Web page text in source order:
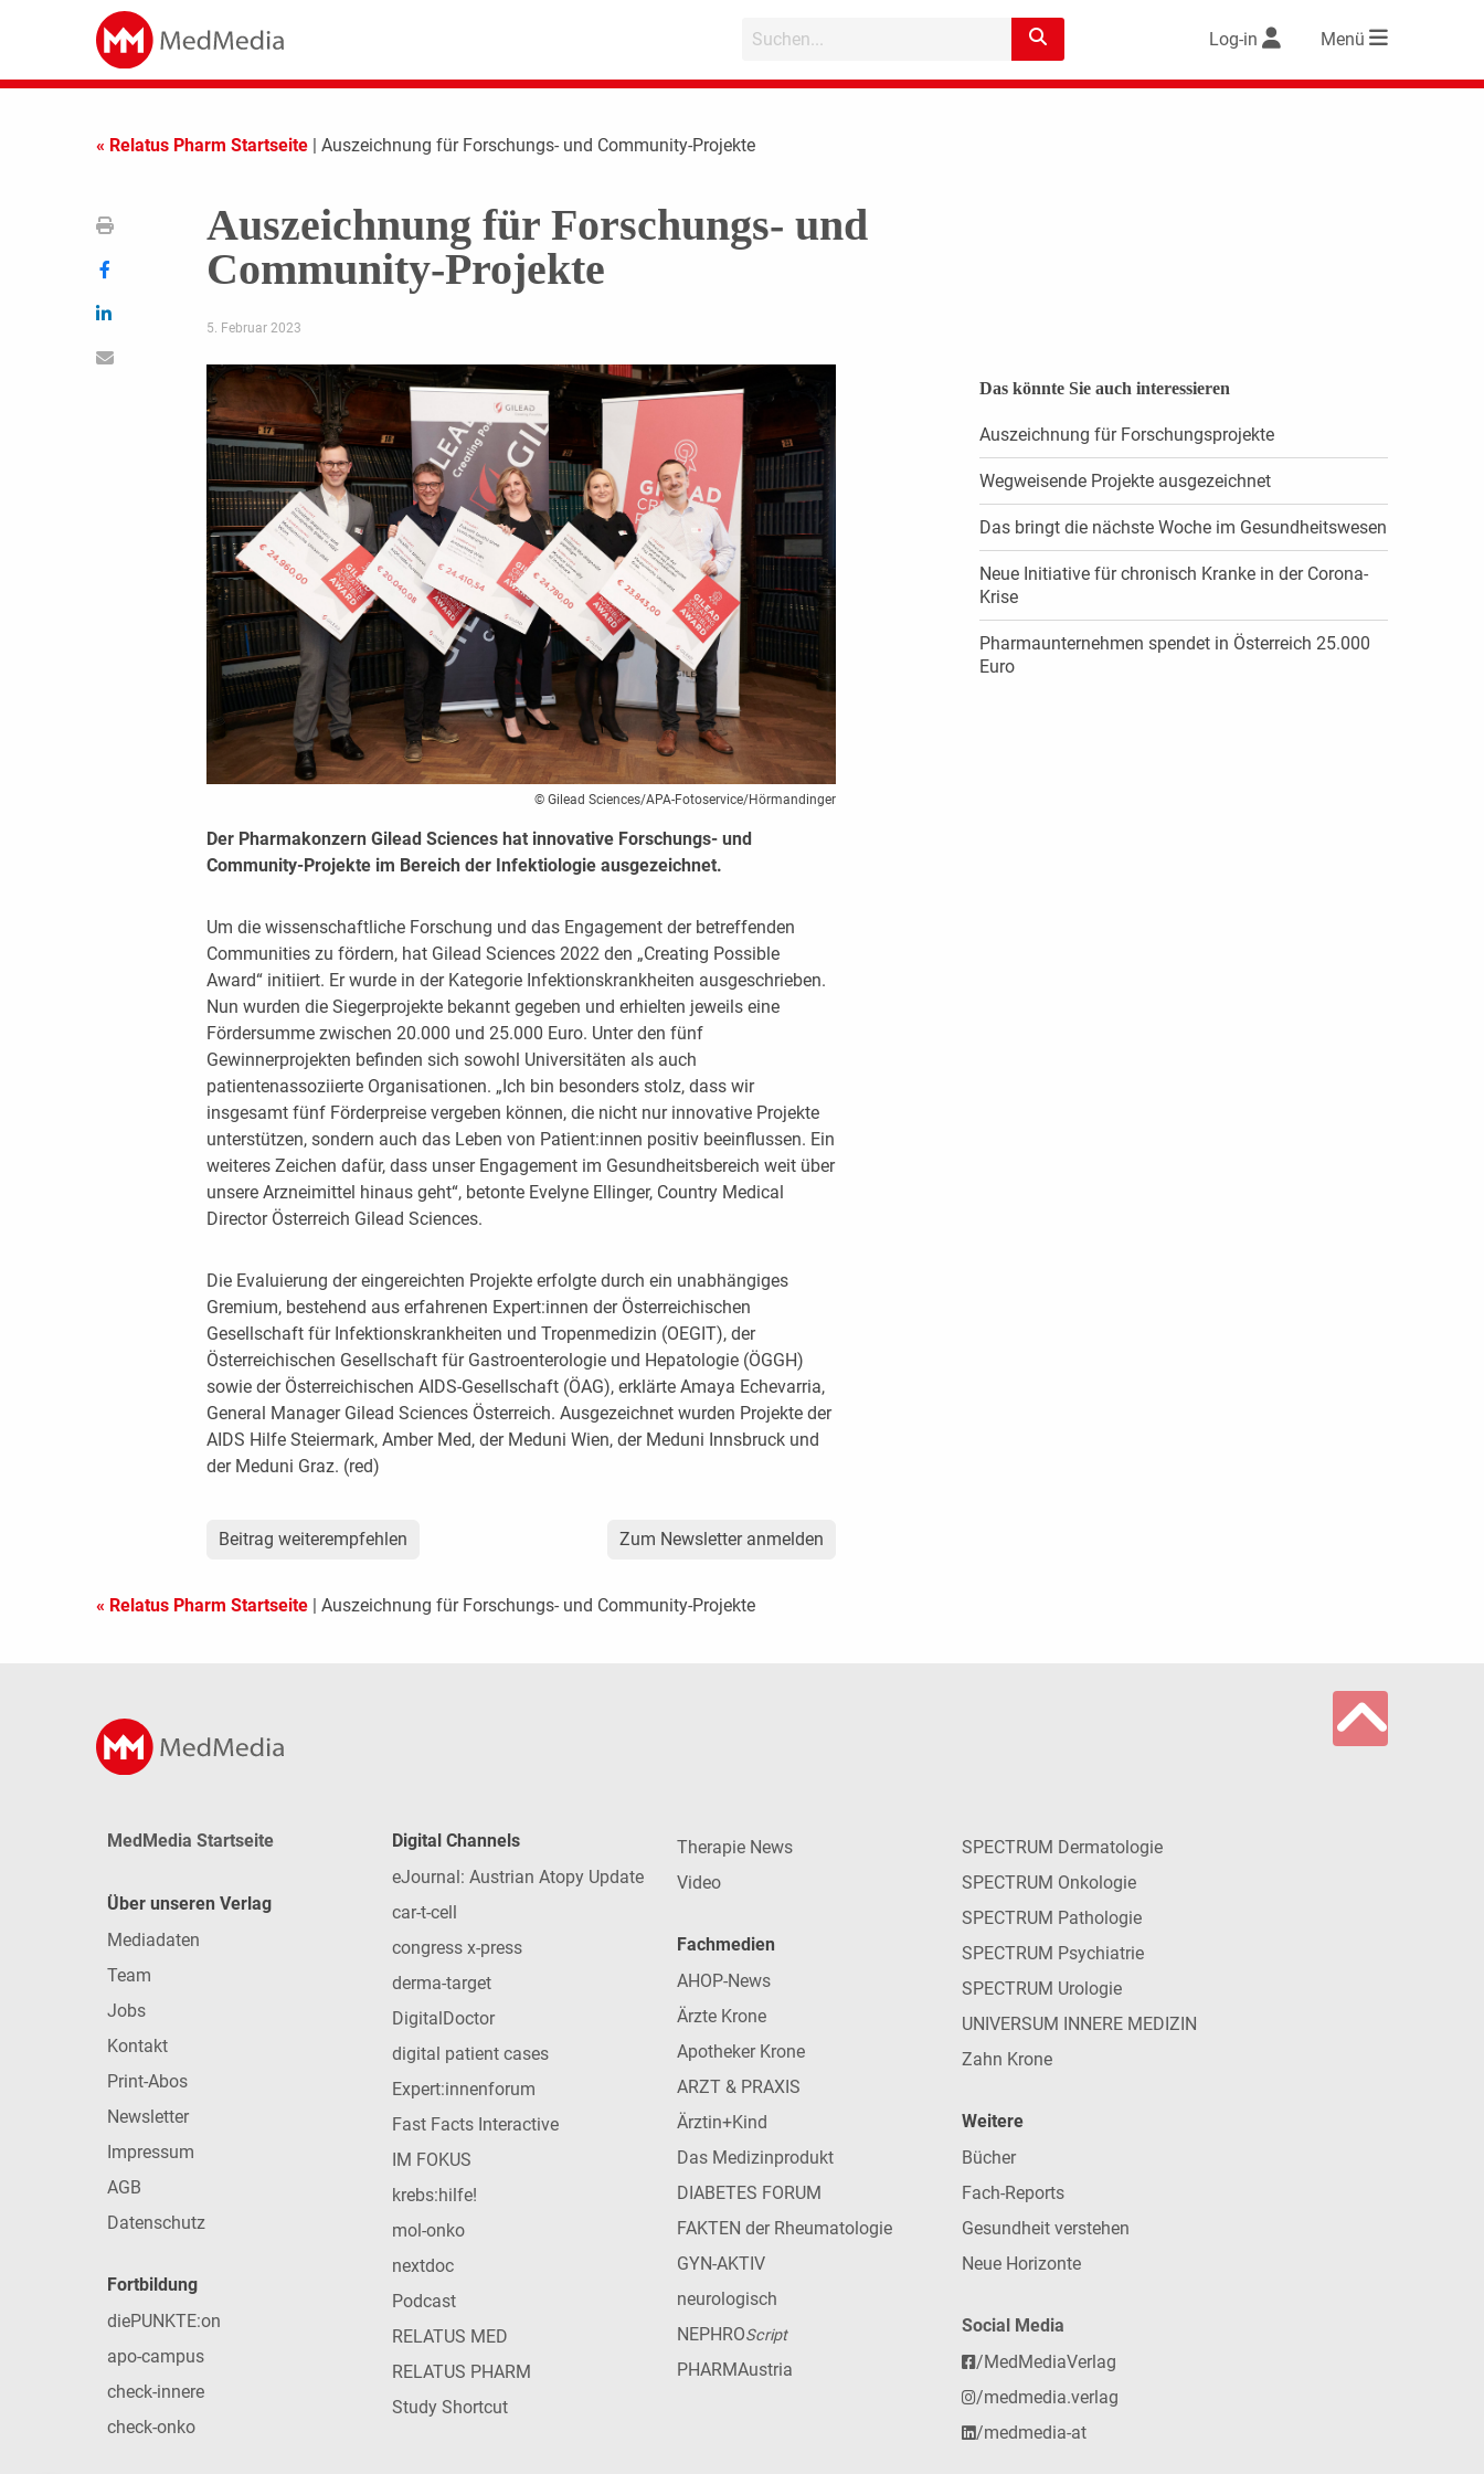
Log-in Menü
« Relatus Pharm Startseite | Auszeichnung für Forschungs- und Community-Projekte
Auszeichnung für Forschungs- und
Community-Projekte
5. Februar 2023
© Gilead Sciences/APA-Fotoservice/Hörmandinger
Der Pharmakonzern Gilead Sciences hat innovative Forschungs- und
Community-Projekte im Bereich der Infektiologie ausgezeichnet.
Um die wissenschaftliche Forschung und das Engagement der betreffenden
Communities zu fördern, hat Gilead Sciences 2022 den „Creating Possible
Award“ initiiert. Er wurde in der Kategorie Infektionskrankheiten ausgeschrieben.
Nun wurden die Siegerprojekte bekannt gegeben und erhielten jeweils eine
Fördersumme zwischen 20.000 und 25.000 Euro. Unter den fünf
Gewinnerprojekten befinden sich sowohl Universitäten als auch
patientenassoziierte Organisationen. „Ich bin besonders stolz, dass wir
insgesamt fünf Förderpreise vergeben können, die nicht nur innovative Projekte
unterstützen, sondern auch das Leben von Patient:innen positiv beeinflussen. Ein
weiteres Zeichen dafür, dass unser Engagement im Gesundheitsbereich weit über
unsere Arzneimittel hinaus geht“, betonte Evelyne Ellinger, Country Medical
Director Österreich Gilead Sciences.
Die Evaluierung der eingereichten Projekte erfolgte durch ein unabhängiges
Gremium, bestehend aus erfahrenen Expert:innen der Österreichischen
Gesellschaft für Infektionskrankheiten und Tropenmedizin (OEGIT), der
Österreichischen Gesellschaft für Gastroenterologie und Hepatologie (ÖGGH)
sowie der Österreichischen AIDS-Gesellschaft (ÖAG), erklärte Amaya Echevarria,
General Manager Gilead Sciences Österreich. Ausgezeichnet wurden Projekte der
AIDS Hilfe Steiermark, Amber Med, der Meduni Wien, der Meduni Innsbruck und
der Meduni Graz. (red)
Beitrag weiterempfehlen Zum Newsletter anmelden
Das könnte Sie auch interessieren
Auszeichnung für Forschungsprojekte
Wegweisende Projekte ausgezeichnet
Das bringt die nächste Woche im Gesundheitswesen
Neue Initiative für chronisch Kranke in der Corona-
Krise
Pharmaunternehmen spendet in Österreich 25.000
Euro
« Relatus Pharm Startseite | Auszeichnung für Forschungs- und Community-Projekte
MedMedia Startseite
Über unseren Verlag
Mediadaten
Team
Jobs
Kontakt
Print-Abos
Newsletter
Impressum
AGB
Datenschutz
Fortbildung
diePUNKTE:on
apo-campus
check-innere
check-onko
Digital Channels
eJournal: Austrian Atopy Update
car-t-cell
congress x-press
derma-target
DigitalDoctor
digital patient cases
Expert:innenforum
Fast Facts Interactive
IM FOKUS
krebs:hilfe!
mol-onko
nextdoc
Podcast
RELATUS MED
RELATUS PHARM
Study Shortcut
Therapie News
Video
Fachmedien
AHOP-News
Ärzte Krone
Apotheker Krone
ARZT & PRAXIS
Ärztin+Kind
Das Medizinprodukt
DIABETES FORUM
FAKTEN der Rheumatologie
GYN-AKTIV
neurologisch
NEPHROScript
PHARMAustria
SPECTRUM Dermatologie
SPECTRUM Onkologie
SPECTRUM Pathologie
SPECTRUM Psychiatrie
SPECTRUM Urologie
UNIVERSUM INNERE MEDIZIN
Zahn Krone
Weitere
Bücher
Fach-Reports
Gesundheit verstehen
Neue Horizonte
Social Media
/MedMediaVerlag
/medmedia.verlag
/medmedia-at